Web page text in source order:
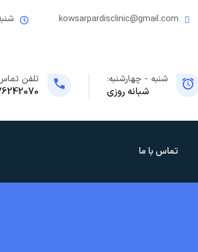
kowsarpardisclinic@gmail.com
شنبه - چهارشنبه:
شبانه روزی
تلفن
تماس با ما